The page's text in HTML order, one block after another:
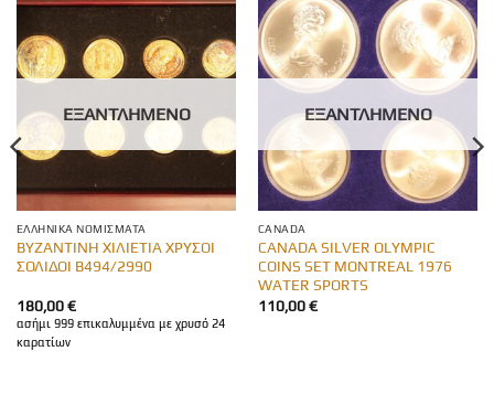
ΕΞΑΝΤΛΗΜΈΝΟ
ΕΛΛΗΝΙΚΆ ΝΟΜΊΣΜΑΤΑ
ΒΥΖΑΝΤΙΝΗ ΧΙΛΙΕΤΙΑ ΧΡΥΣΟΙ
ΣΟΛΙΔΟΙ Β494/2990
180,00€
ασήμι 999 επικαλυμμένα με χρυσό 24
καρατίων
ΕΞΑΝΤΛΗΜΈΝΟ
CANADA
CANADA SILVER OLYMPIC
COINS SET MONTREAL 1976
WATER SPORTS
110,00€